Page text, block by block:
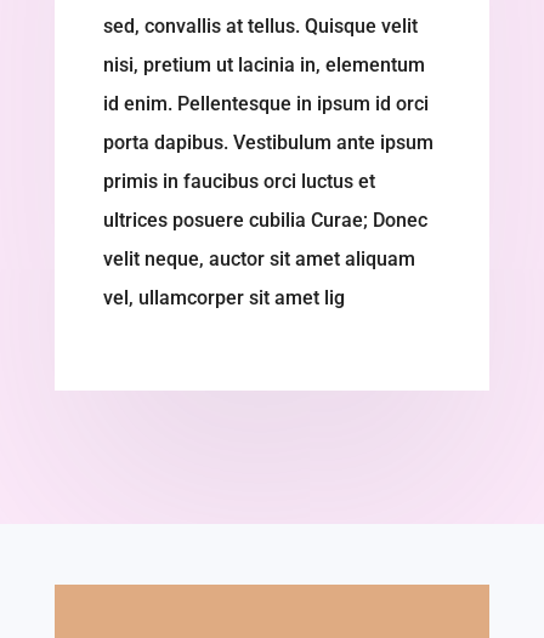
sed, convallis at tellus. Quisque velit
nisi, pretium ut lacinia in, elementum
id enim. Pellentesque in ipsum id orci
porta dapibus. Vestibulum ante ipsum
primis in faucibus orci luctus et
ultrices posuere cubilia Curae; Donec
velit neque, auctor sit amet aliquam
vel, ullamcorper sit amet lig